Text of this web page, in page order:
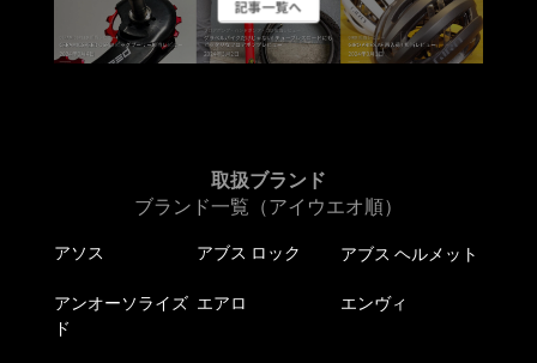
記事一覧へ
取扱ブランド
ブランド一覧（アイウエオ順）
アソス アブス ロック アブス ヘルメット
アンオーソライズ
ド
エアロ エンヴィ